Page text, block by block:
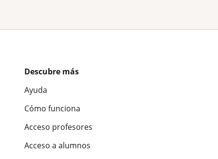
Descubre más
Ayuda
Cómo funciona
Acceso profesores
Acceso a alumnos